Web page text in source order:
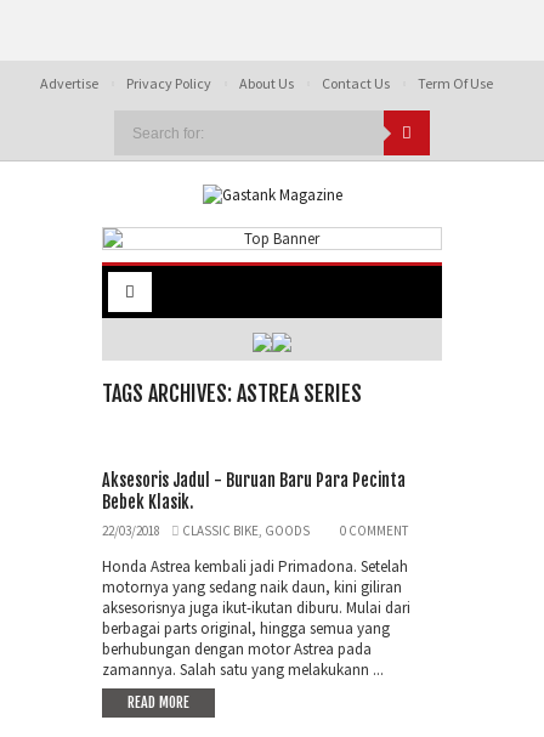
Advertise Privacy Policy About Us Contact Us Term Of Use
TAGS ARCHIVES: ASTREA SERIES
Aksesoris Jadul - Buruan Baru Para Pecinta
Bebek Klasik.
22/03/2018 CLASSIC BIKE, GOODS 0 COMMENT
Honda Astrea kembali jadi Primadona. Setelah
motornya yang sedang naik daun, kini giliran
aksesorisnya juga ikut-ikutan diburu. Mulai dari
berbagai parts original, hingga semua yang
berhubungan dengan motor Astrea pada
zamannya. Salah satu yang melakukann ...
READ MORE